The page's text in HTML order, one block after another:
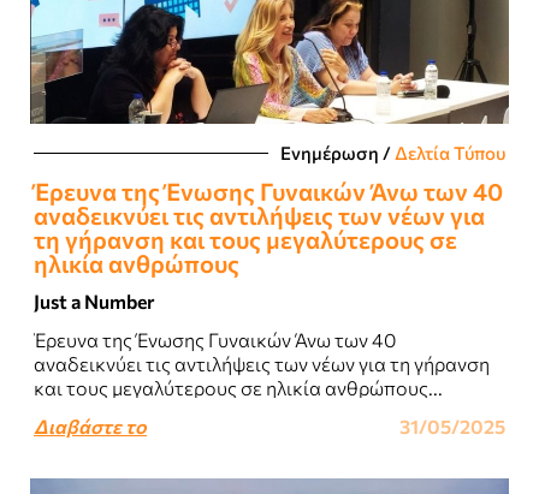
Ενημέρωση / Δελτία Τύπου
Έρευνα της Ένωσης Γυναικών Άνω των 40
αναδεικνύει τις αντιλήψεις των νέων για
τη γήρανση και τους μεγαλύτερους σε
ηλικία ανθρώπους
Just a Number
Έρευνα της Ένωσης Γυναικών Άνω των 40
αναδεικνύει τις αντιλήψεις των νέων για τη γήρανση
και τους μεγαλύτερους σε ηλικία ανθρώπους...
Διαβάστε το
31/05/2025